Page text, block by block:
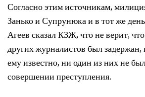
Согласно этим источникам,
Занько и Супрунюка и в тот же
Агеев сказал КЗЖ, что не верит,
других журналистов был задержан,
ему известно, ни один из них не
совершении преступления.